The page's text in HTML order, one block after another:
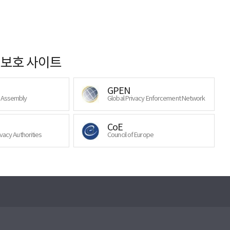
호 사이트
GPEN
Global Privacy Enforcement Network
Authorities
CoE
Council of Europe